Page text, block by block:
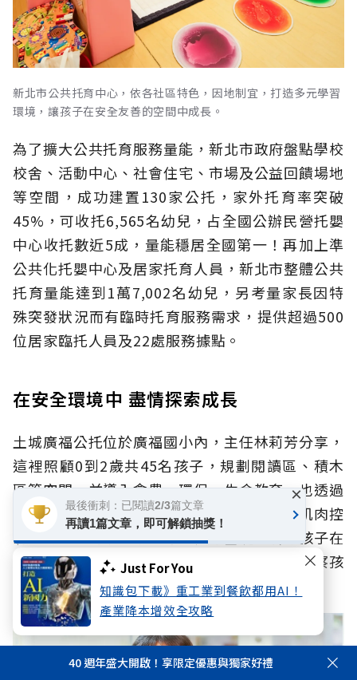
Just For You
知識包下載》重工業到餐飲都用AI！
產業降本增效全攻略
新北市公共托育中心，依各社區特色，因地制宜，打造多元學習
環境，讓孩子在安全友善的空間中成長。
為了擴大公共托育服務量能，新北市政府盤點學校
校舍、活動中心、社會住宅、市場及公益回饋場地
等空間，成功建置130家公托，家外托育率突破
45%，可收托6,565名幼兒，占全國公辦民營托嬰
中心收托數近5成，量能穩居全國第一！再加上準
公共化托嬰中心及居家托育人員，新北市整體公共
托育量能達到1萬7,002名幼兒，另考量家長因特
殊突發狀況而有臨時托育服務需求，提供超過500
位居家臨托人員及22處服務據點。
在安全環境中 盡情探索成長
土城廣福公托位於廣福國小內，主任林莉芳分享，
這裡照顧0到2歲共45名孩子，規劃閱讀區、積木
區等空間，並導入食農、環保、生命教育，也透過
「投擲」等遊戲，訓練孩子的手眼協調、小肌肉控
制，為未來的精細動作打下良好基礎，引導孩子在
安全的環境中盡情探索、快樂成長，也細心觀察孩
子的發展，進行早療篩檢。
40 週年盛大開啟！享限定優惠與獨家好禮
最後衝刺：已閱讀2/3篇文章
再讀1篇文章，即可解鎖抽獎！
×